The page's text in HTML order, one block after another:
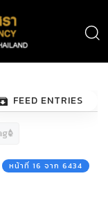
FEED ENTRIES
หน้าที่ 16 จาก 6434